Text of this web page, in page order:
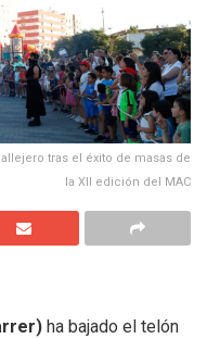
tras el éxito de masas de
la XII edición del MAC
ha bajado el telón